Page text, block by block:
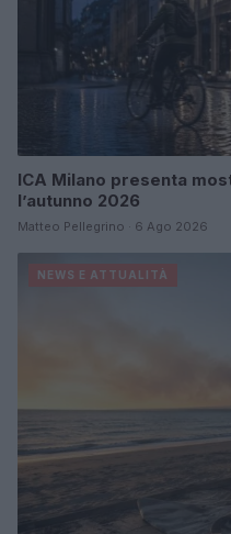
ICA Milano presenta
l’autunno 2026
Matteo Pellegrino · 6 Ago 2026
NEWS E ATTUALITÀ